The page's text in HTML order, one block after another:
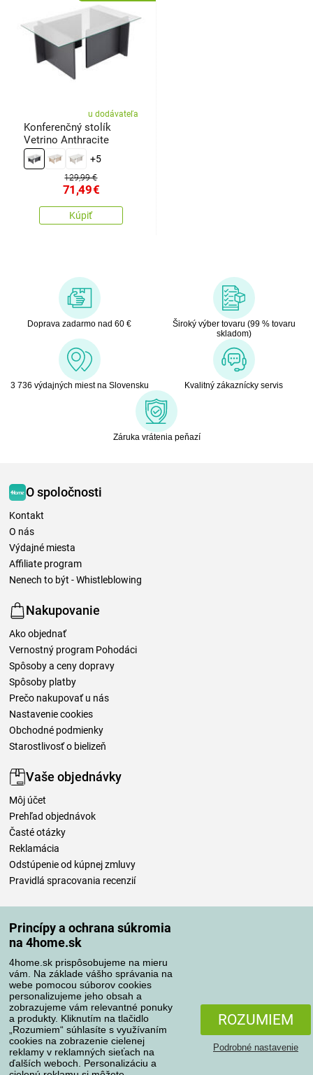
Princípy a ochrana súkromia
na 4home.sk
4home.sk prispôsobujeme na mieru
vám. Na základe vášho správania na
webe pomocou súborov cookies
personalizujeme jeho obsah a
zobrazujeme vám relevantné ponuky
a produkty. Kliknutím na tlačidlo
„Rozumiem“ súhlasíte s využívaním
cookies na zobrazenie cielenej
reklamy v reklamných sieťach na
ďalších weboch. Personalizáciu a
ROZUMIEM
Podrobné nastavenie
u dodávateľa
Konferenčný stolík
Vetrino Anthracite
+5
129,99 €
71,49€
Kúpiť
Doprava zadarmo nad 60 €
Široký výber tovaru (99 % tovaru
skladom)
3 736 výdajných miest na Slovensku Kvalitný zákaznícky servis
Záruka vrátenia peňazí
O spoločnosti
Kontakt
O nás
Výdajné miesta
Affiliate program
Nenech to být - Whistleblowing
Nakupovanie
Ako objednať
Vernostný program Pohodáci
Spôsoby a ceny dopravy
Spôsoby platby
Prečo nakupovať u nás
Nastavenie cookies
Obchodné podmienky
Starostlivosť o bielizeň
Vaše objednávky
Môj účet
Prehľad objednávok
Časté otázky
Reklamácia
Odstúpenie od kúpnej zmluvy
Pravidlá spracovania recenzií
Spôsoby platby
Spoľahlivý obchod